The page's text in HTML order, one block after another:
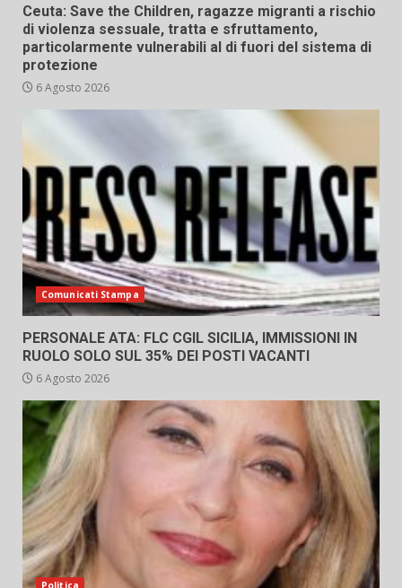
Ceuta: Save the Children, ragazze migranti a rischio
di violenza sessuale, tratta e sfruttamento,
particolarmente vulnerabili al di fuori del sistema di
protezione
6 Agosto 2026
Comunicati Stampa
PERSONALE ATA: FLC CGIL SICILIA, IMMISSIONI IN
RUOLO SOLO SUL 35% DEI POSTI VACANTI
6 Agosto 2026